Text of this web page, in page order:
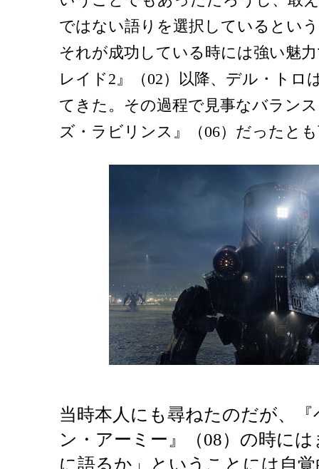
ではない語りを選択しているとい
それが成功している時には強い魅
レイド2』（02）以降、デル・トロ
てきた。その過程で見事なバラン
ズ・ラビリンス』（06）だったと
当時本人にも尋ねたのだが、
ン・アーミー』（08）の時に
に語るか」ということには自